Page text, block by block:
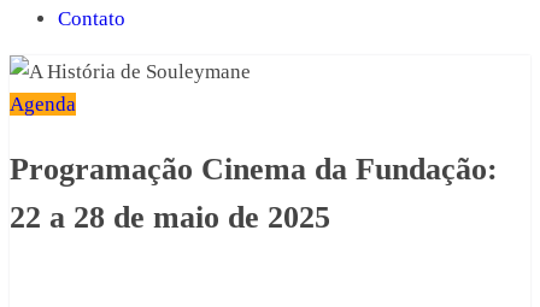
Contato
Agenda
Programação Cinema da Fundação:
22 a 28 de maio de 2025